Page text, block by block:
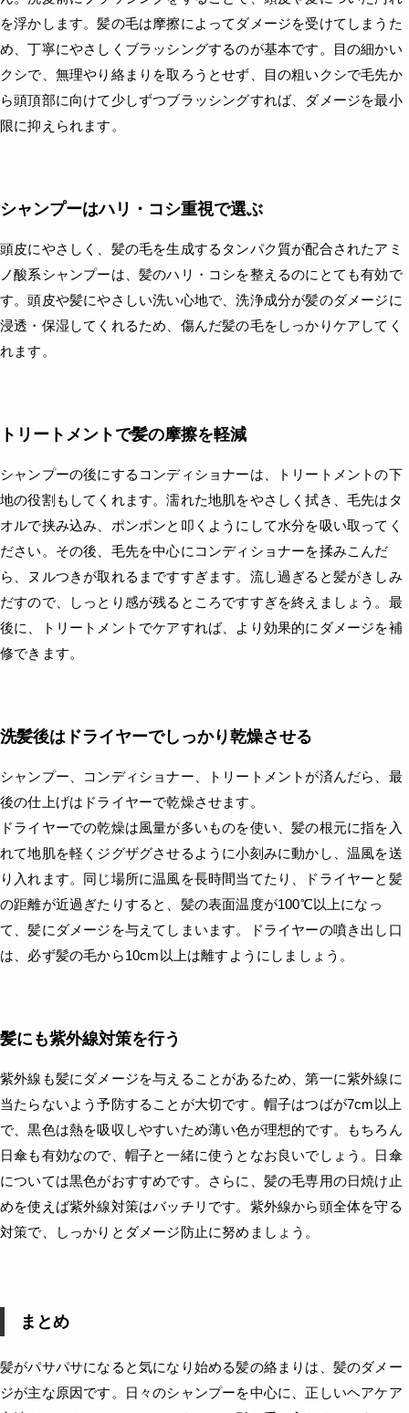
を浮かします。髪の毛は摩擦によってダメージを受けてしまうた
め、丁寧にやさしくブラッシングするのが基本です。目の細かい
クシで、無理やり絡まりを取ろうとせず、目の粗いクシで毛先か
ら頭頂部に向けて少しずつブラッシングすれば、ダメージを最小
限に抑えられます。
シャンプーはハリ・コシ重視で選ぶ
頭皮にやさしく、髪の毛を生成するタンパク質が配合されたアミ
ノ酸系シャンプーは、髪のハリ・コシを整えるのにとても有効で
す。頭皮や髪にやさしい洗い心地で、洗浄成分が髪のダメージに
浸透・保湿してくれるため、傷んだ髪の毛をしっかりケアしてく
れます。
トリートメントで髪の摩擦を軽減
シャンプーの後にするコンディショナーは、トリートメントの下
地の役割もしてくれます。濡れた地肌をやさしく拭き、毛先はタ
オルで挟み込み、ポンポンと叩くようにして水分を吸い取ってく
ださい。その後、毛先を中心にコンディショナーを揉みこんだ
ら、ヌルつきが取れるまですすぎます。流し過ぎると髪がきしみ
だすので、しっとり感が残るところですすぎを終えましょう。最
後に、トリートメントでケアすれば、より効果的にダメージを補
修できます。
洗髪後はドライヤーでしっかり乾燥させる
シャンプー、コンディショナー、トリートメントが済んだら、最
後の仕上げはドライヤーで乾燥させます。
ドライヤーでの乾燥は風量が多いものを使い、髪の根元に指を入
れて地肌を軽くジグザグさせるように小刻みに動かし、温風を送
り入れます。同じ場所に温風を長時間当てたり、ドライヤーと髪
の距離が近過ぎたりすると、髪の表面温度が100℃以上になっ
て、髪にダメージを与えてしまいます。ドライヤーの噴き出し口
は、必ず髪の毛から10cm以上は離すようにしましょう。
髪にも紫外線対策を行う
紫外線も髪にダメージを与えることがあるため、第一に紫外線に
当たらないよう予防することが大切です。帽子はつばが7cm以上
で、黒色は熱を吸収しやすいため薄い色が理想的です。もちろん
日傘も有効なので、帽子と一緒に使うとなお良いでしょう。日傘
については黒色がおすすめです。さらに、髪の毛専用の日焼け止
めを使えば紫外線対策はバッチリです。紫外線から頭全体を守る
対策で、しっかりとダメージ防止に努めましょう。
まとめ
髪がパサパサになると気になり始める髪の絡まりは、髪のダメー
ジが主な原因です。日々のシャンプーを中心に、正しいヘアケア